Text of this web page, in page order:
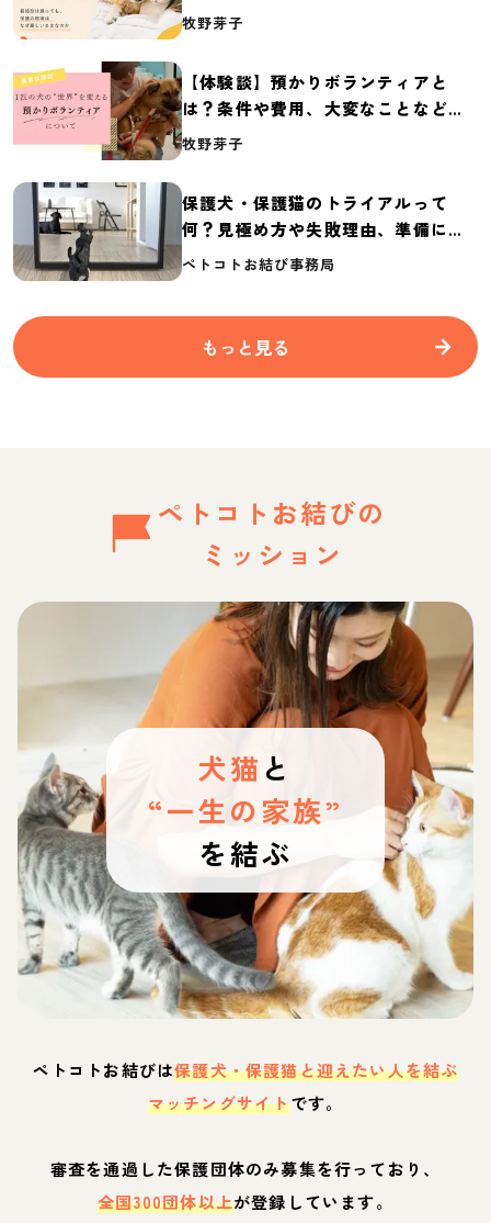
体の実態調査【保護犬・保護猫白書
牧野芽子
【体験談】預かりボランティアと
は？条件や費用、大変なことなど紹
介
牧野芽子
保護犬・保護猫のトライアルって
何？見極め方や失敗理由、準備に必
要なものを紹介
ペトコトお結び事務局
もっと見る
ペトコトお結びの
ミッション
犬猫 と
“一生の家族”
を結ぶ
ペトコトお結びは保護犬・保護猫と迎えたい人を結ぶ
マッチングサイトです。
審査を通過した保護団体のみ募集を行っており、
全国300団体以上が登録しています。